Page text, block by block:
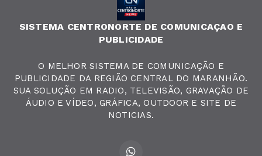
SISTEMA CENTRONORTE DE COMUNICAÇAO E
PUBLICIDADE
O MELHOR SISTEMA DE COMUNICAÇÃO E
PUBLICIDADE DA REGIÃO CENTRAL DO MARANHÃO.
SUA SOLUÇÃO EM RADIO, TELEVISÃO, GRAVAÇÃO DE
ÁUDIO E VÍDEO, GRÁFICA, OUTDOOR E SITE DE
NOTICIAS.